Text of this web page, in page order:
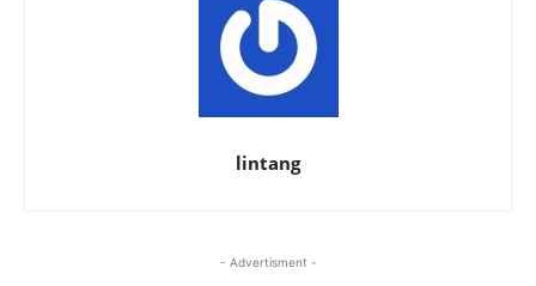
lintang
- Advertisment -